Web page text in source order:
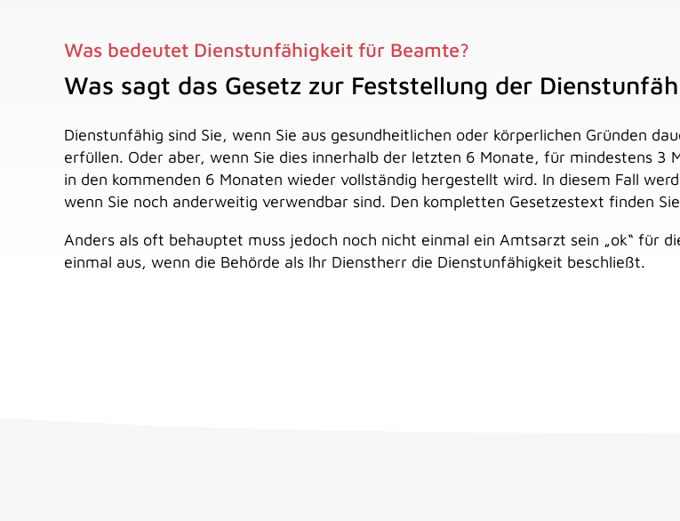
Was bedeutet Dienstunfähigkeit für Beamte?
Was sagt das Gesetz zur Feststellung der
Dienstunfähig sind Sie, wenn Sie aus gesundheitlichen oder körperlichen Gründen
erfüllen. Oder aber, wenn Sie dies innerhalb der letzten 6 Monate, für mindestens 3
in den kommenden 6 Monaten wieder vollständig hergestellt wird. In diesem Fall
wenn Sie noch anderweitig verwendbar sind. Den kompletten Gesetzestext finden
Anders als oft behauptet muss jedoch noch nicht einmal ein Amtsarzt sein „ok“ für
einmal aus, wenn die Behörde als Ihr Dienstherr die Dienstunfähigkeit beschließt.